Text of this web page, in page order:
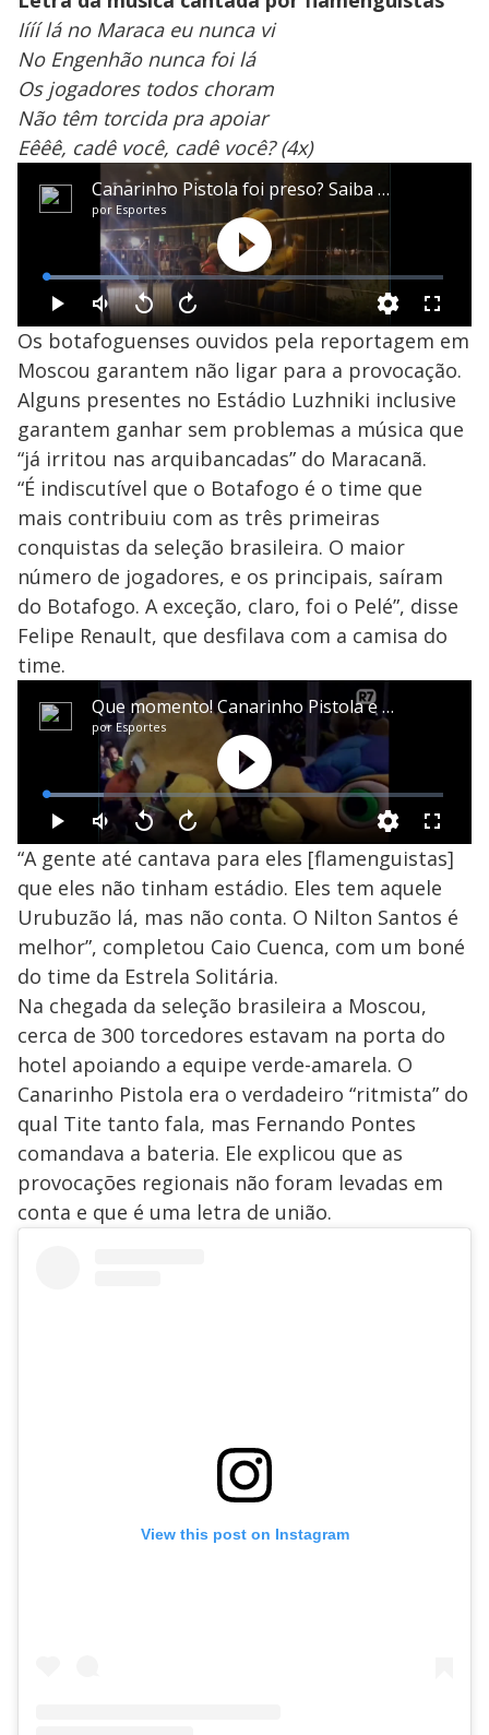
Iííí lá no Maraca eu nunca vi
No Engenhão nunca foi lá
Os jogadores todos choram
Não têm torcida pra apoiar
Eêêê, cadê você, cadê você? (4x)
Os botafoguenses ouvidos pela reportagem em
Moscou garantem não ligar para a provocação.
Alguns presentes no Estádio Luzhniki inclusive
garantem ganhar sem problemas a música que
“já irritou nas arquibancadas” do Maracanã.
“É indiscutível que o Botafogo é o time que
mais contribuiu com as três primeiras
conquistas da seleção brasileira. O maior
número de jogadores, e os principais, saíram
do Botafogo. A exceção, claro, foi o Pelé”, disse
Felipe Renault, que desfilava com a camisa do
time.
“A gente até cantava para eles [flamenguistas]
que eles não tinham estádio. Eles tem aquele
Urubuzão lá, mas não conta. O Nilton Santos é
melhor”, completou Caio Cuenca, com um boné
do time da Estrela Solitária.
Na chegada da seleção brasileira a Moscou,
cerca de 300 torcedores estavam na porta do
hotel apoiando a equipe verde-amarela. O
Canarinho Pistola era o verdadeiro “ritmista” do
qual Tite tanto fala, mas Fernando Pontes
comandava a bateria. Ele explicou que as
provocações regionais não foram levadas em
conta e que é uma letra de união.
View this post on Instagram